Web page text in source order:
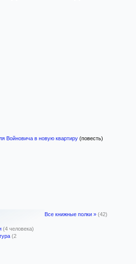
Войновича в новую квартиру (повесть)
(4 человека)
(2
Все книжные полки » (42)